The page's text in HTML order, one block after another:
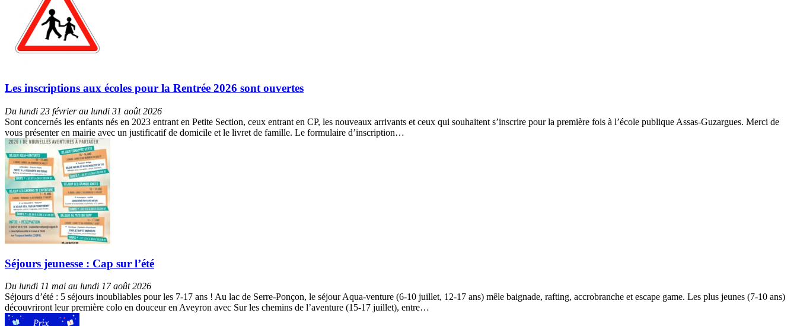
Les inscriptions aux écoles pour la Rentrée 2026 sont ouvertes
Du lundi 23 février au lundi 31 août 2026
Sont concernés les enfants nés en 2023 entrant en Petite Section, ceux entrant en CP, les nouveaux arrivants et ceux qui souhaitent s’inscrire pour la première fois à l’école publique Assas-Guzargues. Merci de
vous présenter en mairie avec un justificatif de domicile et le livret de famille. Le formulaire d’inscription…
Séjours jeunesse : Cap sur l’été
Du lundi 11 mai au lundi 17 août 2026
Séjours d’été : 5 séjours inoubliables pour les 7-17 ans ! Au lac de Serre-Ponçon, le séjour Aqua-venture (6-10 juillet, 12-17 ans) mêle baignade, rafting, accrobranche et escape game. Les plus jeunes (7-10 ans)
découvriront leur première colo en douceur en Aveyron avec Sur les chemins de l’aventure (15-17 juillet), entre…